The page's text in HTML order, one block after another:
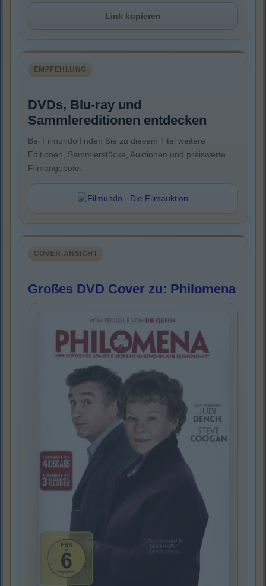
Link kopieren
EMPFEHLUNG
DVDs, Blu-ray und
Sammlereditionen entdecken
Bei Filmundo finden Sie zu diesem Titel weitere
Editionen, Sammlerstücke, Auktionen und preiswerte
Filmangebote.
COVER-ANSICHT
Großes DVD Cover zu: Philomena